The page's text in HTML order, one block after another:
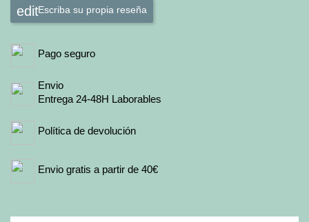
Escriba su propia reseña
Pago seguro
Envio
Entrega 24-48H Laborables
Política de devolución
Envio gratis a partir de 40€